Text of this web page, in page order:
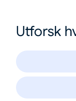
Utforsk